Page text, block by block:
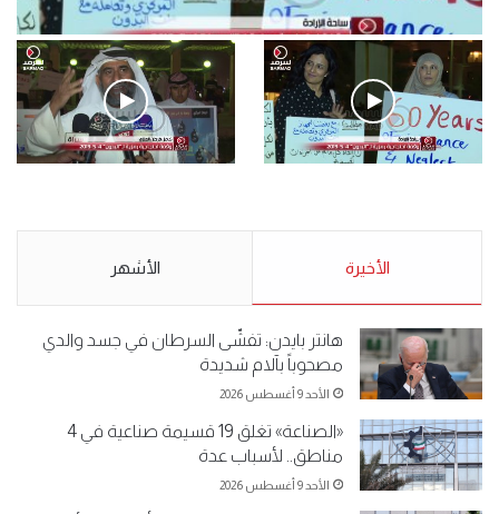
فيديو
.وقفة احتجاجية رمزية لـ”#البدون” في ساحة الإرادة 4-5-2019.
الأحد 5 مايو 2019
5-2019.
نبيع مخدرات يعني ولا خمر؟!.
الأخيرة الأشهر
هانتر بايدن: تفشّى السرطان في جسد والدي
مصحوباً بآلام شديدة
الأحد 9 أغسطس 2026
«الصناعة» تغلق 19 قسيمة صناعية في 4
مناطق.. لأسباب عدة
الأحد 9 أغسطس 2026